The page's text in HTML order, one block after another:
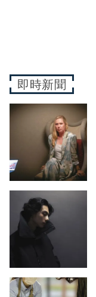
即時新聞